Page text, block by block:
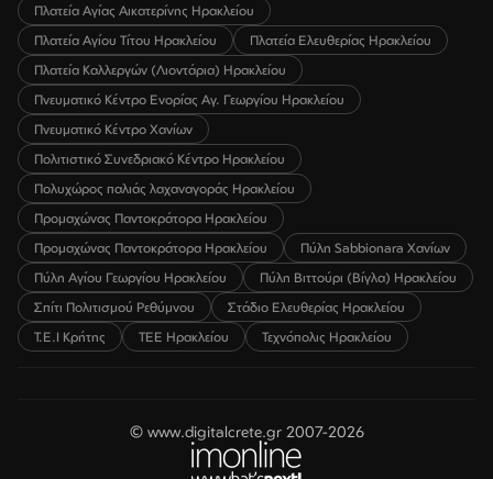
Πλατεία Αγίας Αικατερίνης Ηρακλείου
Πλατεία Αγίου Τίτου Ηρακλείου
Πλατεία Ελευθερίας Ηρακλείου
Πλατεία Καλλεργών (Λιοντάρια) Ηρακλείου
Πνευματικό Κέντρο Ενορίας Αγ. Γεωργίου Ηρακλείου
Πνευματικό Κέντρο Χανίων
Πολιτιστικό Συνεδριακό Κέντρο Ηρακλείου
Πολυχώρος παλιάς λαχαναγοράς Ηρακλείου
Προμαχώνας Παντοκράτορα Ηρακλείου
Προμαχώνας Παντοκράτορα Ηρακλείου
Πύλη Sabbionara Χανίων
Πύλη Αγίου Γεωργίου Ηρακλείου
Πύλη Βιττούρι (Βίγλα) Ηρακλείου
Σπίτι Πολιτισμού Ρεθύμνου
Στάδιο Ελευθερίας Ηρακλείου
Τ.Ε.Ι Κρήτης
ΤΕΕ Ηρακλείου Τεχνόπολις Ηρακλείου
© www.digitalcrete.gr 2007-2026